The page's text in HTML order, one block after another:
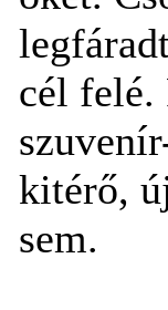
cél felé.
kitérő,
sem.